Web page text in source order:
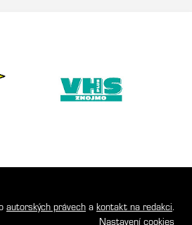
autorských právech a kontakt na redakci.
Nastavení cookies